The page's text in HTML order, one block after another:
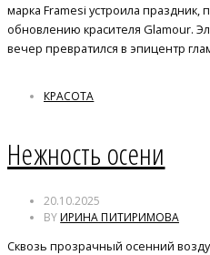
марка Framesi устроила
обновлению красителя Glamour.
вечер превратился в эпицентр
КРАСОТА
Нежность осени
20.10.2025
BYИРИНА ПИТИРИМОВА
Сквозь прозрачный осенний